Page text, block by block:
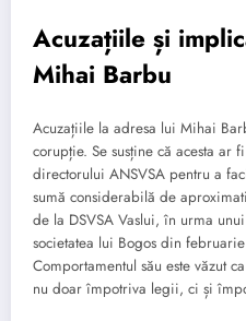
Acuzațiile și
Mihai Barbu
Acuzațiile la adresa lui Mihai
corupție. Se susține că acesta ar
directorului ANSVSA pentru a
sumă considerabilă de
de la DSVSA Vaslui, în urma
societatea lui Bogos din
Comportamentul său este văzut
nu doar împotriva legii, ci și